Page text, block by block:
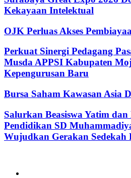
Kekayaan Intelektual
OJK Perluas Akses
Perkuat Sinergi Pedagang
Musda APPSI Kabupaten
Kepengurusan Baru
Bursa Saham Kawasan Asia
Salurkan Beasiswa Yatim
Pendidikan SD
Wujudkan Gerakan Sedekah